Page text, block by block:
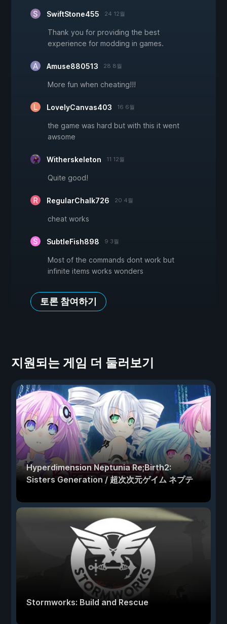
SwiftStone455 24 12월
Thank you for providing the best
experience for modding in games.
Amuse880513 28 8월
More fun when cheating!!!
LovelyCanvas403 16 6월
the game was hard but with this it went
awsome
Witherskeleton 11 12월
Quite good!
RegularChalk726 20 4월
cheat works
SubtleFish898 9 3월
Most of the commands dont work but
infinite items works wonders
토론 참여하기
지원되는 게임 더 둘러보기
Hyperdimension Neptunia Re;Birth2:
Sisters Generation / 超次次元ゲイム ネプテ
Stormworks: Build and Rescue